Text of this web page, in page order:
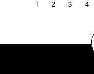
1 2 3 4